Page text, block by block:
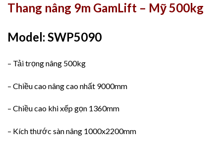
Thang nâng 9m GamLift – Mỹ 500kg
Model: SWP5090
– Tải trọng nâng 500kg
– Chiều cao nâng cao nhất 9000mm
– Chiều cao khi xếp gọn 1360mm
– Kích thước sàn nâng 1000x2200mm